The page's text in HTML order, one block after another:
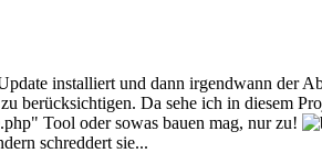
installiert und dann irgendwann der
berücksichtigen. Da sehe ich in diesem
Tool oder sowas bauen mag, nur zu!
schreddert sie...